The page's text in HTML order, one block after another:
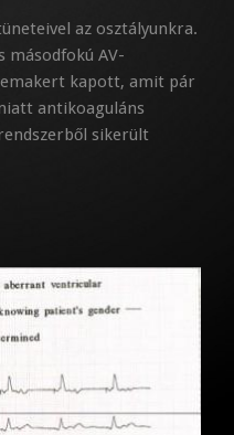
az osztályunkra.
AV-
kapott, amit pár
antikoaguláns
sikerült